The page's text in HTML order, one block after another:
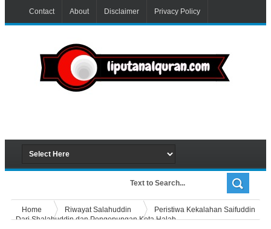
Contact About Disclaimer Privacy Policy
Home Riwayat Salahuddin
Peristiwa Kekalahan Saifuddin
Dari Shalahuddin dan Pengepungan Kota Halab